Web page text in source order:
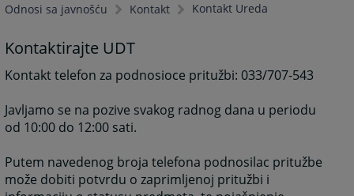
Odnosi sa javnošću Kontakt Kontakt Ureda
Kontaktirajte UDT
Kontakt telefon za podnosioce pritužbi: 033/707-543
Javljamo se na pozive svakog radnog dana u periodu
od 10:00 do 12:00 sati.
Putem navedenog broja telefona podnosilac pritužbe
može dobiti potvrdu o zaprimljenoj pritužbi i